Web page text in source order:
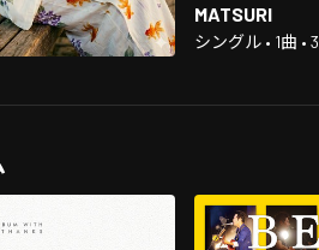
MATSURI
シングル • 1曲 •